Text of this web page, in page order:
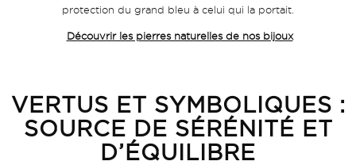
protection du grand bleu à celui qui la portait.
Découvrir les pierres naturelles de nos bijoux
VERTUS ET SYMBOLIQUES :
SOURCE DE SÉRÉNITÉ ET
D’ÉQUILIBRE